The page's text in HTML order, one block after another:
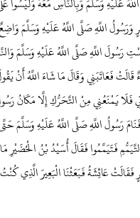
اللَّهِ صَلَّى اللَّهُ عَلَيْهِ وَسَلَّمَ
اللَّهِ صَلَّى اللَّهُ عَلَيْهِ وَسَلَّمَ
فَعَاتَبَنِي وَقَالَ مَا شَاءَ اللَّهُ أَنْ
يَمْنَعُنِي مِنْ التَّحَرُّكِ إِلَّا مَكَانُ
رَسُولُ اللَّهِ صَلَّى اللَّهُ عَلَيْهِ وَسَلَّمَ
فَتَيَمَّمُوا فَقَالَ أُسَيْدُ بْنُ الْحُضَيْرِ
عَائِشَةُ فَبَعَثْنَا الْبَعِيرَ الَّذِي